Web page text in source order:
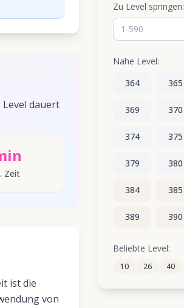
dauert
Zeit
ist die
von
Zu Level springen:
Nahe Level:
364
365
369 370
374 375
379 380
384 385
389 390
394
399 400
Beliebte Level:
10 26 40